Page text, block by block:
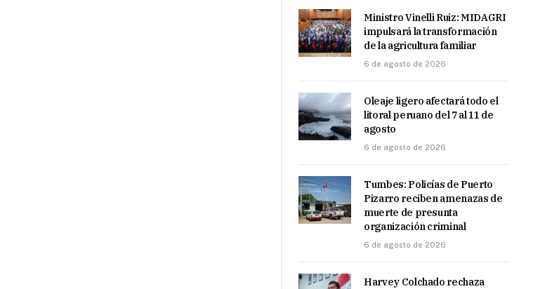
Ministro Vinelli Ruiz: MIDAGRI
impulsará la transformación
de la agricultura familiar
6 de agosto de 2026
Oleaje ligero afectará todo el
litoral peruano del 7 al 11 de
agosto
6 de agosto de 2026
Tumbes: Policías de Puerto
Pizarro reciben amenazas de
muerte de presunta
organización criminal
6 de agosto de 2026
Harvey Colchado rechaza